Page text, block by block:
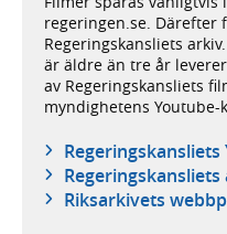
regeringen.se. Därefter
Regeringskansliets
är äldre än tre år
av Regeringskansliets
myndighetens Youtube-
Regeringskansliets
Riksarkivets